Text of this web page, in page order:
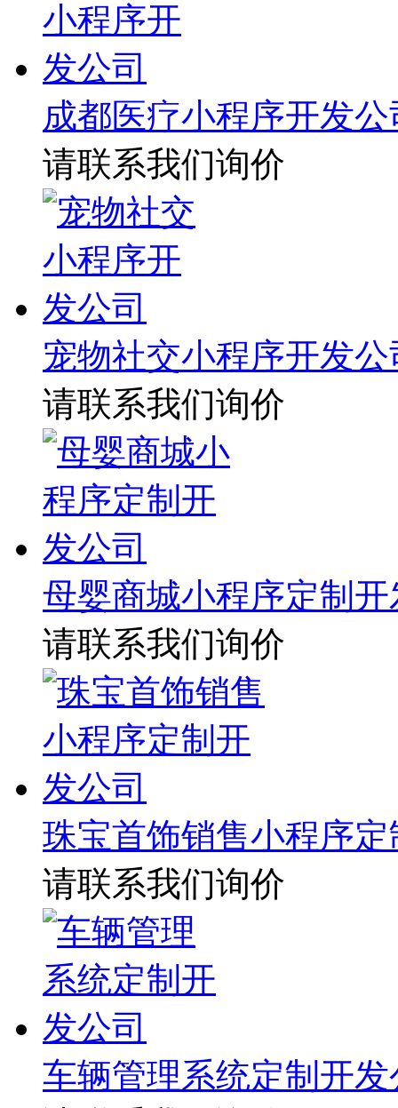
成都医疗小程序开发公
请联系我们询价
宠物社交小程序开发公
请联系我们询价
母婴商城小程序定制
请联系我们询价
珠宝首饰销售小程序
请联系我们询价
车辆管理系统定制开发